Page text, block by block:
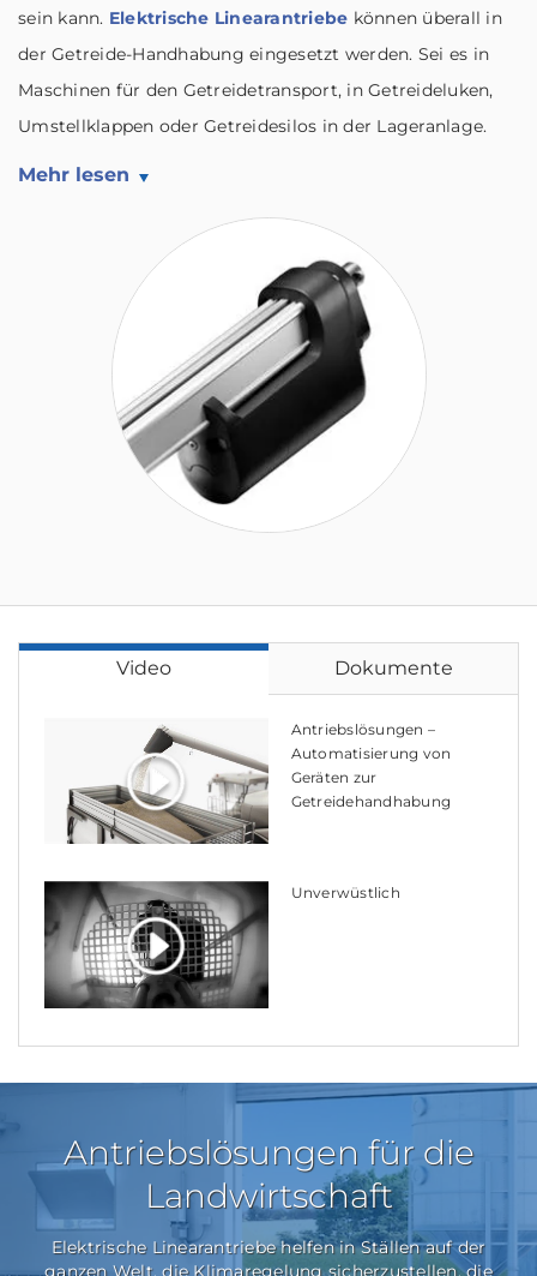
sein kann. Elektrische Linearantriebe können überall in
der Getreide-Handhabung eingesetzt werden. Sei es in
Maschinen für den Getreidetransport, in Getreideluken,
Umstellklappen oder Getreidesilos in der Lageranlage.
Mehr lesen
Video Dokumente
Antriebslösungen –
Automatisierung von
Geräten zur
Getreidehandhabung
Unverwüstlich
Antriebslösungen für die
Landwirtschaft
Elektrische Linearantriebe helfen in Ställen auf der
ganzen Welt, die Klimaregelung sicherzustellen, die